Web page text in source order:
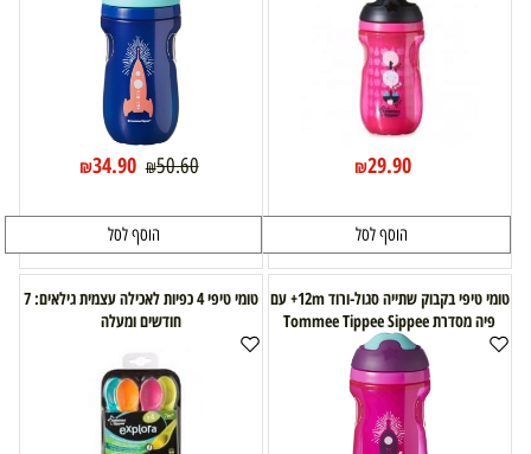
₪29.90
הוסף לסל
₪50.60
₪34.90
הוסף לסל
טומי טיפי בקבוק שתייה סגול-ורוד 12m+ עם
פיה מסדרת Tommee Tippee Sippee
טומי טיפי 4 כפיות לאכילה עצמית גילאים: 7
חודשים ומעלה